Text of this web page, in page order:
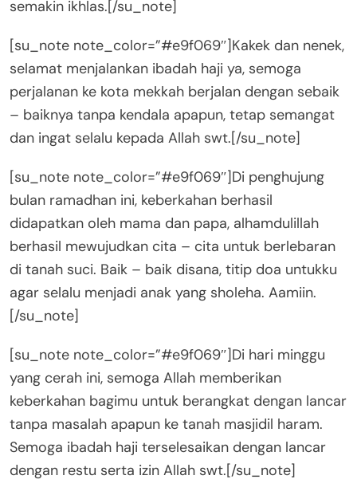
semakin ikhlas.[/su_note]
[su_note note_color=”#e9f069″]Kakek dan nenek,
selamat menjalankan ibadah haji ya, semoga
perjalanan ke kota mekkah berjalan dengan sebaik
– baiknya tanpa kendala apapun, tetap semangat
dan ingat selalu kepada Allah swt.[/su_note]
[su_note note_color=”#e9f069″]Di penghujung
bulan ramadhan ini, keberkahan berhasil
didapatkan oleh mama dan papa, alhamdulillah
berhasil mewujudkan cita – cita untuk berlebaran
di tanah suci. Baik – baik disana, titip doa untukku
agar selalu menjadi anak yang sholeha. Aamiin.
[/su_note]
[su_note note_color=”#e9f069″]Di hari minggu
yang cerah ini, semoga Allah memberikan
keberkahan bagimu untuk berangkat dengan lancar
tanpa masalah apapun ke tanah masjidil haram.
Semoga ibadah haji terselesaikan dengan lancar
dengan restu serta izin Allah swt.[/su_note]